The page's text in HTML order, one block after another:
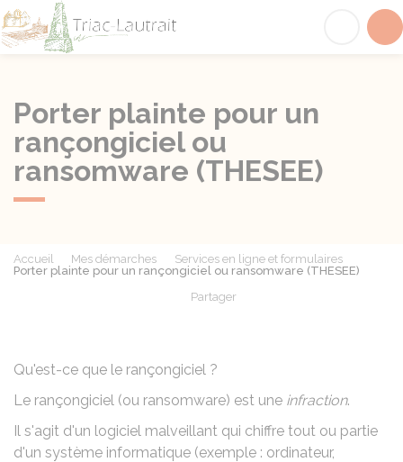
Porter plainte pour un
rançongiciel ou
ransomware (THESEE)
Accueil Mes démarches
Services en ligne et formulaires
Porter plainte pour un rançongiciel ou ransomware (THESEE)
Partager
Qu'est-ce que le rançongiciel ?
Le rançongiciel (ou ransomware) est une infraction.
Il s'agit d'un logiciel malveillant qui chiffre tout ou partie
d'un système informatique (exemple : ordinateur,